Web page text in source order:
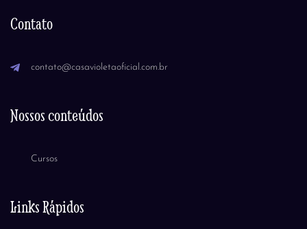
Contato
contato@casavioletaoficial.com.br
Nossos conteúdos
Cursos
Links Rápidos